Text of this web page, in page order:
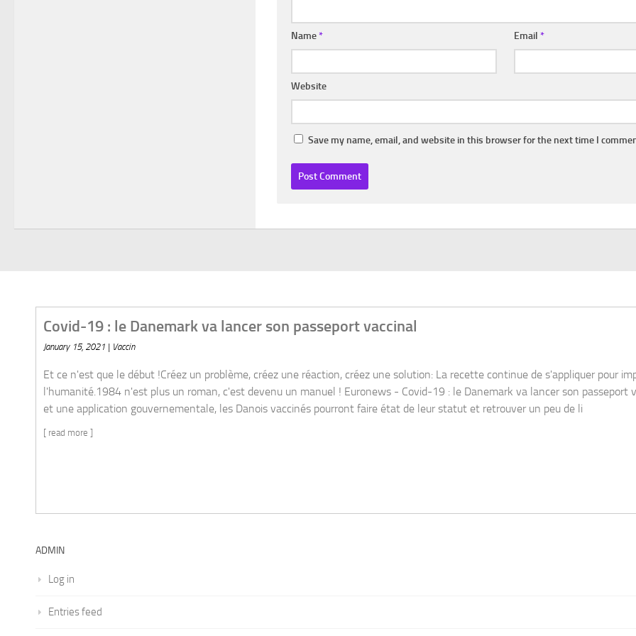
Name* Email*
Website
Save my name, email, and website in this browser for the next time I
passeport vaccinal
une réaction, créez une solution: La recette continue de s'appliquer pour imposer une surveillance de masse et un contrôle total de
son passeport vaccinalTemps de lecture: 2 minutes. Via son smartphone et une application gouvernementale, les Danois
ADMIN
Log in
Entries feed